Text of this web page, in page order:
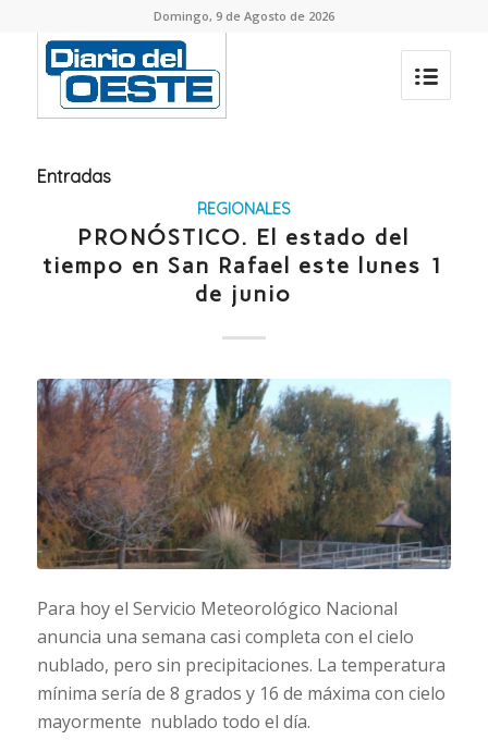
Domingo, 9 de Agosto de 2026
Entradas
REGIONALES
PRONÓSTICO. El estado del
tiempo en San Rafael este lunes 1
de junio
Para hoy el Servicio Meteorológico Nacional
anuncia una semana casi completa con el cielo
nublado, pero sin precipitaciones. La temperatura
mínima sería de 8 grados y 16 de máxima con cielo
mayormente nublado todo el día.